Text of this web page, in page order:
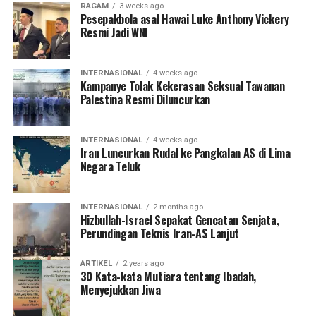
RAGAM 3 weeks ago
Pesepakbola asal Hawai Luke Anthony Vickery
Resmi Jadi WNI
INTERNASIONAL 4 weeks ago
Kampanye Tolak Kekerasan Seksual Tawanan
Palestina Resmi Diluncurkan
INTERNASIONAL 4 weeks ago
Iran Luncurkan Rudal ke Pangkalan AS di Lima
Negara Teluk
INTERNASIONAL 2 months ago
Hizbullah-Israel Sepakat Gencatan Senjata,
Perundingan Teknis Iran-AS Lanjut
ARTIKEL 2 years ago
30 Kata-kata Mutiara tentang Ibadah,
Menyejukkan Jiwa